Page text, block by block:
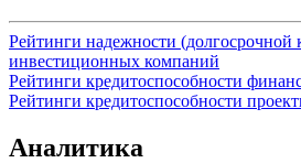
Рейтинги надежности (долгосрочной
инвестиционных компаний
Рейтинги кредитоспособности
Рейтинги кредитоспособности
Аналитика